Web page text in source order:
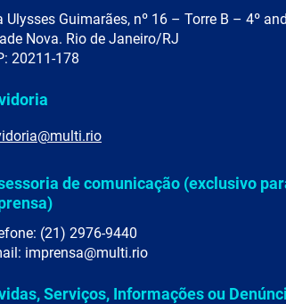
Ulysses Guimarães, nº 16 – Torre B – 4º
Nova. Rio de Janeiro/RJ
20211-178
de comunicação (exclusivo
(21) 2976-9440
imprensa@multi.rio
Serviços, Informações ou